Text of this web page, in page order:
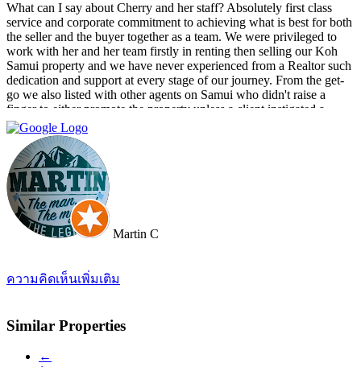
What can I say about Cherry and her staff? Absolutely first class
service and corporate commitment to achieving what is best for both
the seller and the buyer together as a team. We were privileged to
work with her and her team firstly in renting then selling our Koh
Samui property and we have never experienced from a Realtor such
dedication and support at every stage of our journey. From the get-
go we also listed with other agents on Samui who didn't raise a
finger to either promote the property unless a client instigated a
viewing. Dr Property from the start was on our side and we felt part
of a team. They constantly reviewed marketing, photography and
even made regular visits to the property to suggest changes that may
broaden the appeal to wider markets. Our advice, if you want
promotion not just commission taking, go directly to Cherry and
thank me later.
Martin C
ความคิดเห็นเพิ่มเติม
Similar Properties
←